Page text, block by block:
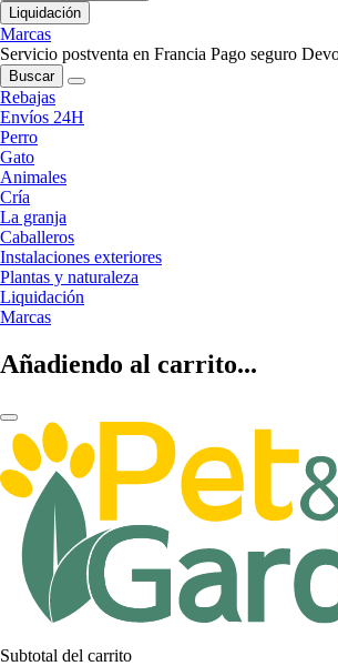
Liquidación
Marcas
Servicio postventa en Francia Pago seguro
Buscar
Rebajas
Envíos 24H
Perro
Gato
Animales
Cría
La granja
Caballeros
Instalaciones exteriores
Plantas y naturaleza
Liquidación
Marcas
Añadiendo al carrito...
Subtotal del carrito